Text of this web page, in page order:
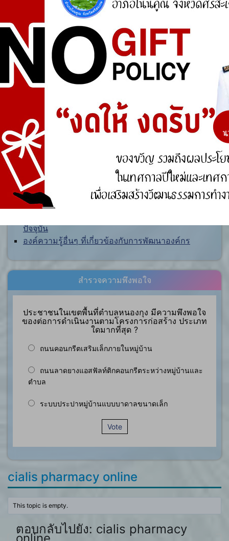
ศูนย์ร้องเรียน
สำนักงานคณะกรรมการป้องกันและปราบปรามการ
สำนักงานคณะกรรมการป้องกันและปราบปรามการ
ทุจริตในภาครัฐ
การจัดการความรู้ (KM)
องค์ความรู้ที่สนับสนุน วิสัยทัศน์ พันธกิจ ยุทธศาสตร์
ขององค์กร
องค์ความรู้จากประสบการณ์ที่องค์กรได้สั่งสมมา
ปัจจุบัน
องค์ความรู้อื่นๆ ที่เกี่ยวข้องกับการพัฒนาองค์กร
สำรวจความพึงพอใจ
ประชาชนในเขตพื้นที่ตำบลหนองกุง มีความพึงพอใจ
ของต่อการดำเนินงานตามโครงการก่อสร้าง ประเภท
ใดมากที่สุด ?
ถนนคอนกรีตเสริมเล็กภายในหมู่บ้าน
ถนนลาดยางแอสฟัลท์ติกคอนกรีตระหว่างหมู่บ้านและ
ตำบล
ระบบประปาหมู่บ้านแบบบาดาลขนาดเล็ก
Vote
cialis pharmacy online
This topic is empty.
ตอบกลับไปยัง: cialis pharmacy